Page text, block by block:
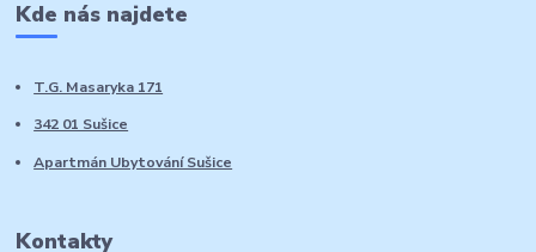
Kde nás najdete
T.G. Masaryka 171
342 01 Sušice
Apartmán Ubytování Sušice
Kontakty